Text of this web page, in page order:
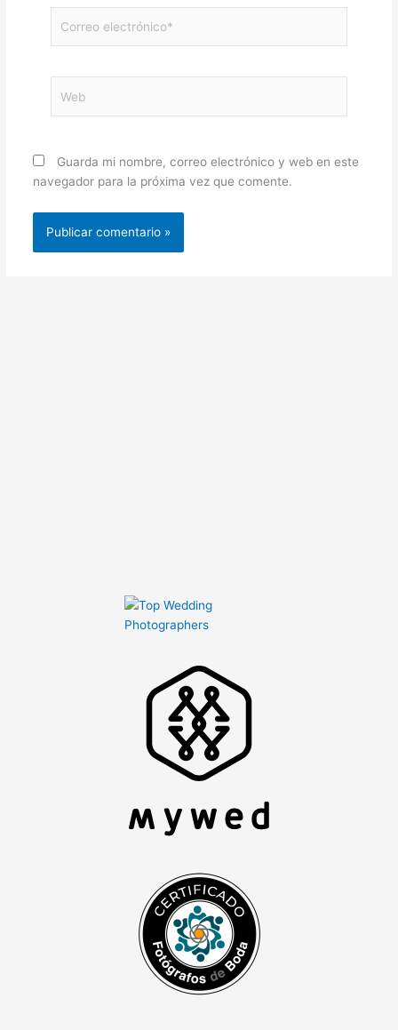
electrónico*
Guarda mi nombre, correo electrónico y web en este
navegador para la próxima vez que comente.